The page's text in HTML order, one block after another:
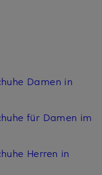
Damen in
für Damen im
Herren in